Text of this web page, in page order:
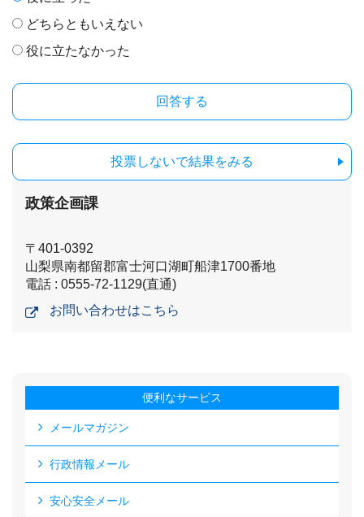
どちらともいえない
役に立たなかった
投票しないで結果をみる
政策企画課
〒401-0392
山梨県南都留郡富士河口湖町船津1700番地
電話 : 0555-72-1129(直通)
お問い合わせはこちら
便利なサービス
メールマガジン
行政情報メール
安心安全メール